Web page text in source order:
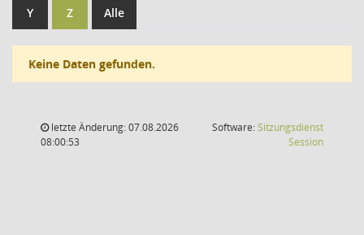
Y Z Alle
Keine Daten gefunden.
letzte Änderung: 07.08.2026
08:00:53
Software:Sitzungsdienst
Session(Wird in